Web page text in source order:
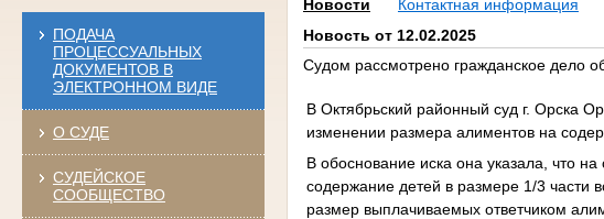
ПОДАЧА
ПРОЦЕССУАЛЬНЫХ
ДОКУМЕНТОВ В
ЭЛЕКТРОННОМ ВИДЕ
О СУДЕ
СУДЕЙСКОЕ
СООБЩЕСТВО
Новости
Контактная информация
Новость от 12.02.2025
Судом рассмотрено гражданское дело
В Октябрьский районный суд г. Орска
изменении размера алиментов на
В обоснование иска она указала, что
содержание детей в размере 1/3 части
размер выплачиваемых ответчиком